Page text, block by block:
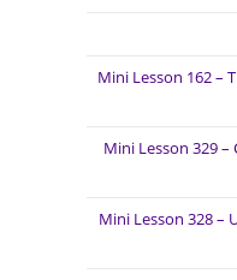
Mini Lesson 162 –
Mini Lesson 329
Mini Lesson 328 –